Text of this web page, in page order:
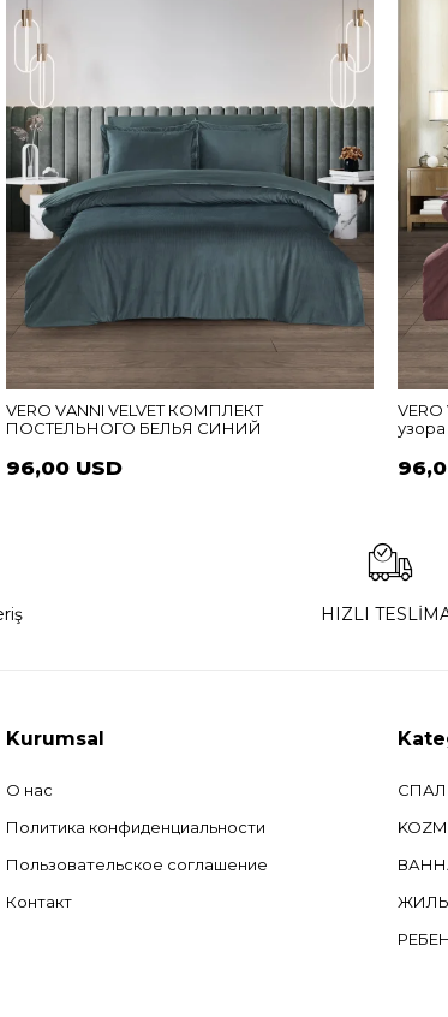
VERO VANNI VELVET КОМПЛЕКТ
ПОСТЕЛЬНОГО БЕЛЬЯ СИНИЙ
96,00 USD
HIZLI
Kurumsal
О нас
Политика конфиденциальности
Пользовательское соглашение
Контакт